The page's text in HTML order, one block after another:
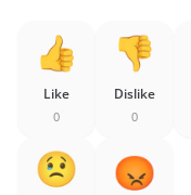
Like
0
Dislike
0